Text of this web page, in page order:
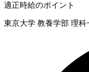
適正時給のポイント
東京大学 教養学部 理科